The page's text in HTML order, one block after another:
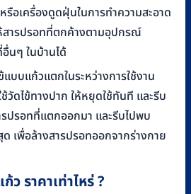
รือเครื่องดูดฝุ่นในการทำความสะอาด
ห้สารปรอทที่ตกค้างตามอุปกรณ์
นๆ ในบ้านได้
แบบแก้วแตกในระหว่างการใช้งาน
วัดไข้ทางปาก ให้หยุดใช้ทันที และรีบ
รปรอทที่แตกออกมา และรีบไปพบ
ด เพื่อล้างสารปรอทออกจากร่างกาย
ราคาเท่าไหร่ ?